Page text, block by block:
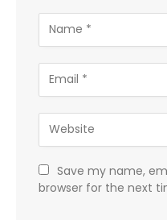
Save my name,
browser for the next